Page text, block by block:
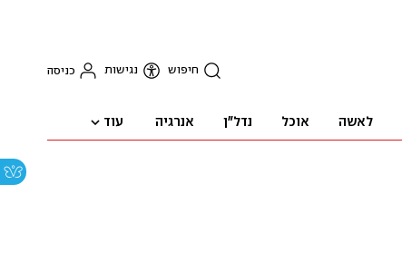
חיפוש נגישות כניסה
לאשה אוכל נדל"ן אנרגיה עוד